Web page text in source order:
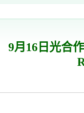
9月16日光合